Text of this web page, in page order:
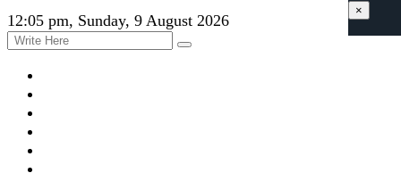
12:05 pm, Sunday, 9 August 2026
×